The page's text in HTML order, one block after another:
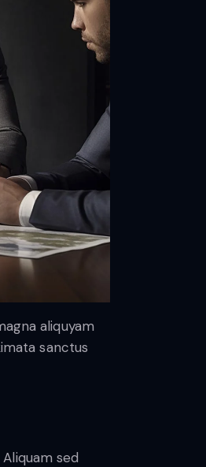
aliquyam
sanctus
sed